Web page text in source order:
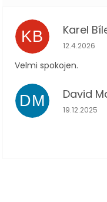
KB Karel
12.4.2026
Velmi spokojen.
DM David
19.12.2025